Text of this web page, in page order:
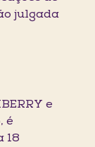
julgada
e
é
18